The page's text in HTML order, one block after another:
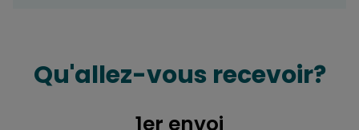
Qu'allez-vous recevoir?
1er envoi